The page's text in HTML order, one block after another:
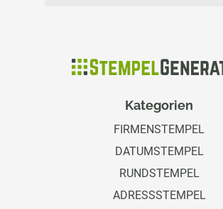
Kategorien
FIRMENSTEMPEL
DATUMSTEMPEL
RUNDSTEMPEL
ADRESSSTEMPEL